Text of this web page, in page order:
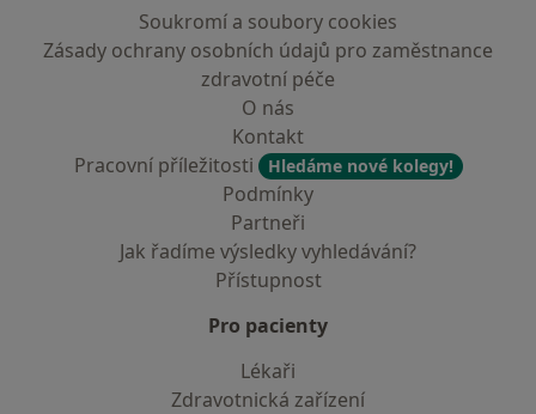
Soukromí a soubory cookies
Zásady ochrany osobních údajů pro zaměstnance
zdravotní péče
O nás
Kontakt
Pracovní příležitosti
Hledáme nové kolegy!
Podmínky
Partneři
Jak řadíme výsledky vyhledávání?
Přístupnost
Pro pacienty
Lékaři
Zdravotnická zařízení